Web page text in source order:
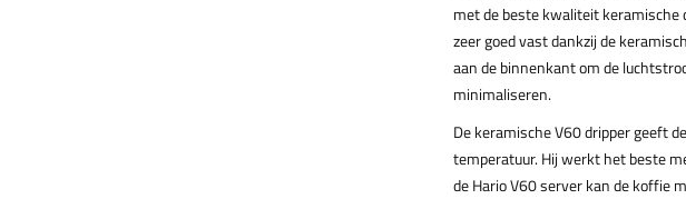
met de beste kwaliteit keramische
zeer goed vast dankzij de
aan de binnenkant om de
minimaliseren.
De keramische V60 dripper geeft
temperatuur. Hij werkt het beste
de Hario V60 server kan de koffie